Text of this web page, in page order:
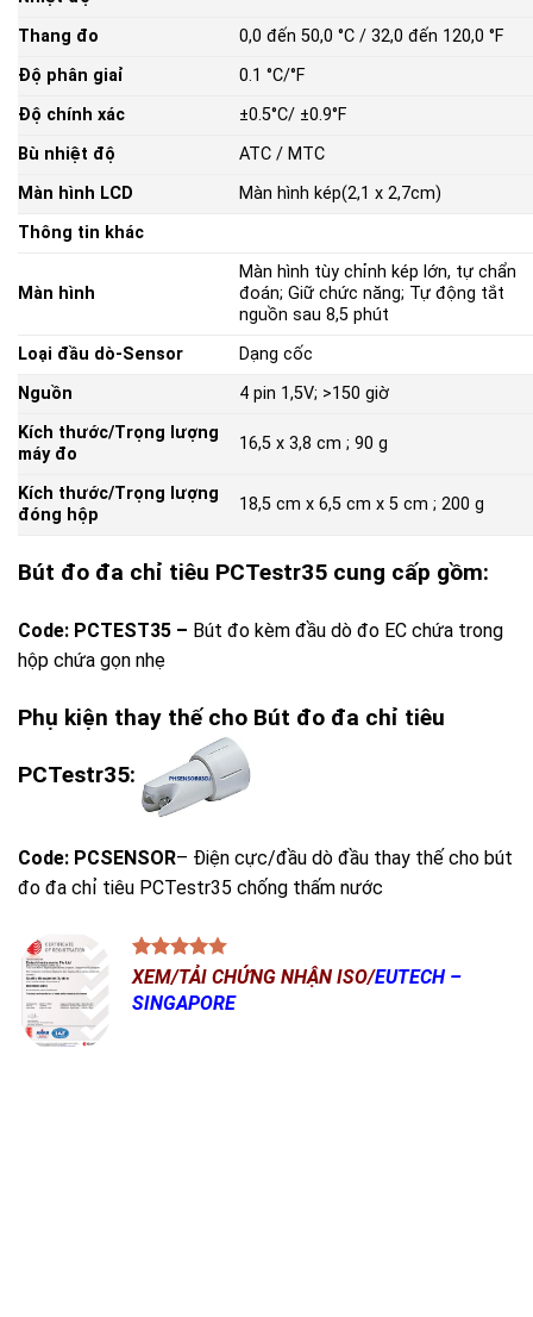
Thang đo
0,0 đến 50,0 °C / 32,0 đến 120,0 °F
Độ phân giaỉ
0.1 °C/°F
Độ chính xác
±0.5°C/ ±0.9°F
Bù nhiệt độ
ATC / MTC
Màn hình LCD
Màn hình kép(2,1 x 2,7cm)
Thông tin khác
Màn hình
Màn hình tùy chỉnh kép lớn, tự chẩn
đoán; Giữ chức năng; Tự động tắt
nguồn sau 8,5 phút
Loại đầu dò-Sensor
Dạng cốc
Nguồn
4 pin 1,5V; >150 giờ
Kích thước/Trọng lượng
máy đo
16,5 x 3,8 cm ; 90 g
Kích thước/Trọng lượng
đóng hộp
18,5 cm x 6,5 cm x 5 cm ; 200 g
Bút đo đa chỉ tiêu PCTestr35 cung cấp gồm:
Code: PCTEST35 – Bút đo kèm đầu dò đo EC chứa trong
hộp chứa gọn nhẹ
Phụ kiện thay thế cho Bút đo đa chỉ tiêu
PCTestr35:
Code: PCSENSOR– Điện cực/đầu dò đầu thay thế cho bút
đo đa chỉ tiêu PCTestr35 chống thấm nước
XEM/TẢI CHỨNG NHẬN ISO/EUTECH –
SINGAPORE